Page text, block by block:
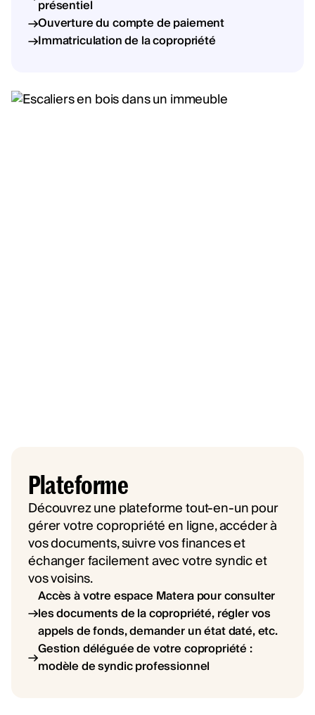
présentiel
Ouverture du compte de paiement
Immatriculation de la copropriété
Plateforme
Découvrez une plateforme tout-en-un pour
gérer votre copropriété en ligne, accéder à
vos documents, suivre vos finances et
échanger facilement avec votre syndic et
vos voisins.
Accès à votre espace Matera pour consulter
les documents de la copropriété, régler vos
appels de fonds, demander un état daté, etc.
Gestion déléguée de votre copropriété :
modèle de syndic professionnel